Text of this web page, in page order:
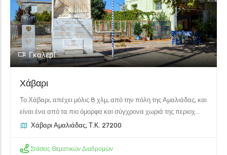
Γκαλερί
Χάβαρι
Το Χάβαρι, απέχει μόλις 8 χλμ, από την πόλη της Αμαλιάδας, και
είναι ένα από τα πιο όμορφα και σύγχρονα χωριά της περιοχ...
Χάβαρι Αμαλιάδας, Τ.Κ. 27200
Στάσεις Θεματικών Διαδρομών